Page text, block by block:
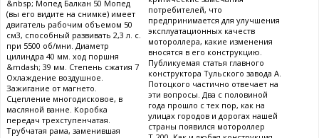
&nbsp; Мопед Балкан 50 Мопед
(вы его видите на снимке) имеет
двигатель рабочим объемом 50
см3, способный развивать 2,3 л. с.
при 5500 об/мни. Диаметр
цилиндра 40 мм. ход поршня
&mdash; 39 мм. Степень сжатия 7
Охлаждение воздушное.
Зажигание от магнето.
Сцепление многодисковое, в
масляной ванне. Коробка
передач трехступенчатая.
Трубчатая рама, заменившая
потребителей, что
предпринимается для улучшения
эксплуатационных качеств
мотороллера, какие изменения
вносятся в его конструкцию.
Публикуемая статья главного
конструктора Тульского завода А.
Потоцкого частично отвечает на
эти вопросы. Два с половиной
года прошло с тех пор, как на
улицах городов и дорогах нашей
страны появился мотороллер